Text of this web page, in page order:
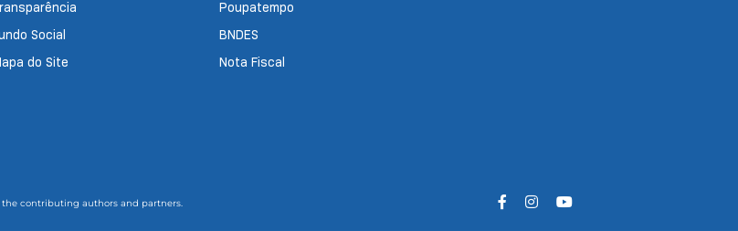
Social
do Site
Poupatempo
BNDES
Nota Fiscal
contributing authors and partners.